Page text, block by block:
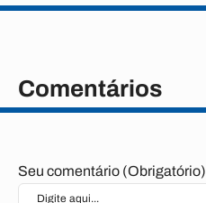
Comentários
Seu comentário (Obrigatório)